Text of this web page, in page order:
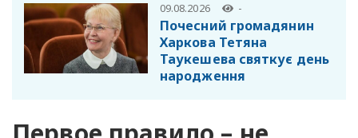
09.08.2026 -
Почесний громадянин
Харкова Тетяна
Таукешева святкує день
народження